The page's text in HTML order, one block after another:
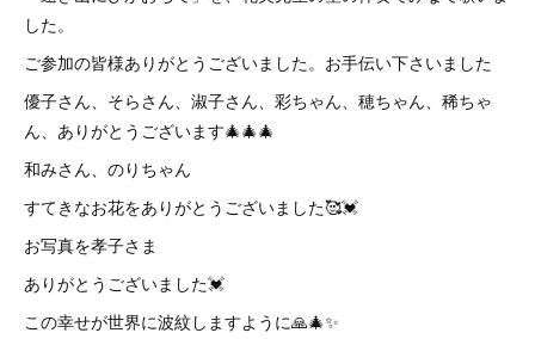
した。
ご参加の皆様ありがとうございました。お手伝い下さいました
優子さん、そらさん、淑子さん、彩ちゃん、穂ちゃん、稀ちゃ
ん、ありがとうございます🎄🎄🎄
和みさん、のりちゃん
すてきなお花をありがとうございました🥰💓
お写真を孝子さま
ありがとうございました💓
この幸せが世界に波紋しますように🙏🎄✨